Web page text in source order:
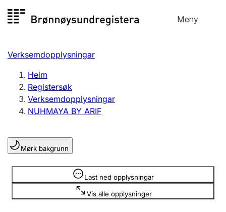
til
Meny
Registersøk
Aksjeselskap
Enkeltpersonføretak
Registrere, endre, slette
Lag og foreining
Registrere, endre, slette
Verksemdopplysningar
Heim
Registersøk
Verksemdopplysningar
NUHMAYA BY ARIF
Mørk bakgrunn
Last ned opplysningar
Vis alle opplysninger
Opplysninger er skjult